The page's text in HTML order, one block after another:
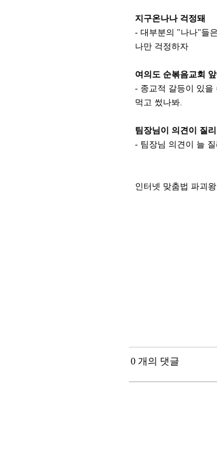
지구온나나 걱정돼
- 대부분의 "나나"들
나만 걱정하자
여의도 순볶음교회
- 종교적 갈등이 있을
먹고 썼나봐.
팀장님이 의견이 질
- 팀장님 의견이 늘
인터넷 맞춤법 파괴
0 개의 댓글